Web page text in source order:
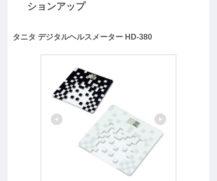
ションアップ
タニタ デジタルヘルスメーター HD-380